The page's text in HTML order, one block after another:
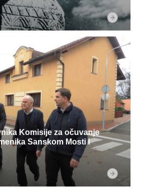
Komisije za očuvanje
Sanskom Mosti i